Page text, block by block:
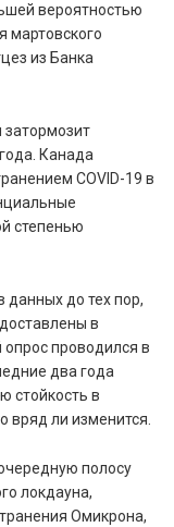
вероятностью
мартовского
из Банка
Канада
COVID-19 в
степенью
данных до тех пор,
в
проводился в
два года
стойкость в
вряд ли изменится.
полосу
локдауна,
Омикрона,